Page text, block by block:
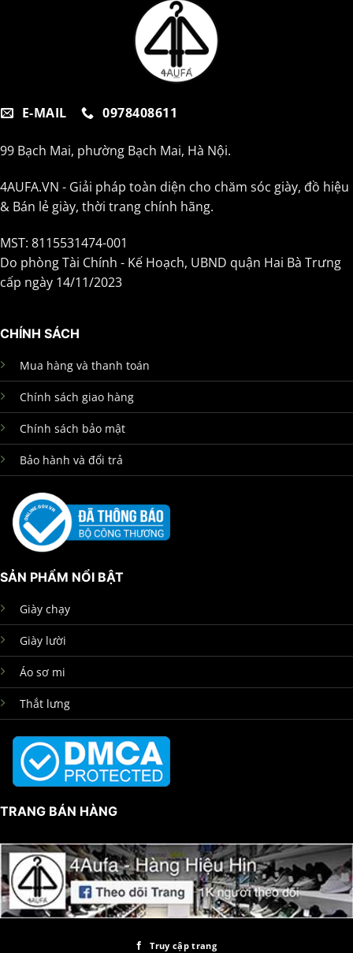
E-MAIL 0978408611
99 Bạch Mai, phường Bạch Mai, Hà Nội.
4AUFA.VN - Giải pháp toàn diện cho chăm sóc giày, đồ hiệu
& Bán lẻ giày, thời trang chính hãng.
MST: 8115531474-001
Do phòng Tài Chính - Kế Hoạch, UBND quận Hai Bà Trưng
cấp ngày 14/11/2023
CHÍNH SÁCH
Mua hàng và thanh toán
Chính sách giao hàng
Chính sách bảo mật
Bảo hành và đổi trả
SẢN PHẨM NỔI BẬT
Giày chạy
Giày lười
Áo sơ mi
Thắt lưng
TRANG BÁN HÀNG
Truy cập trang